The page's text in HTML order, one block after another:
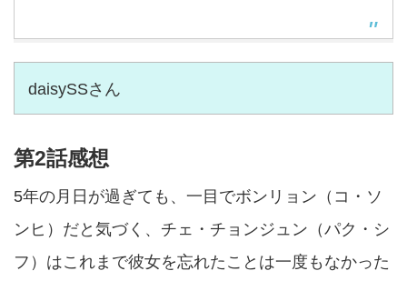
daisySSさん
第2話感想
5年の月日が過ぎても、一目でボンリョン（コ・ソ
ンヒ）だと気づく、チェ・チョンジュン（パク・シ
フ）はこれまで彼女を忘れたことは一度もなかった